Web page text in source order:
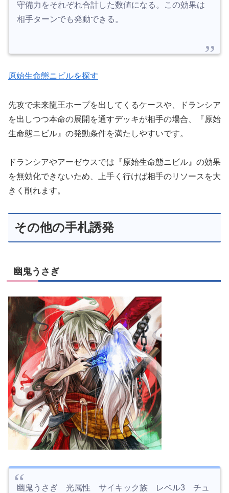
守備力をそれぞれ合計した数値になる。この効果は
相手ターンでも発動できる。
原始生命態ニビルを探す
先攻で未来龍王ホープを出してくるケースや、ドランシア
を出しつつ本命の展開を通すデッキが相手の場合、『原始
生命態ニビル』の発動条件を満たしやすいです。
ドランシアやアーゼウスでは『原始生命態ニビル』の効果
を無効化できないため、上手く行けば相手のリソースを大
きく削れます。
その他の手札誘発
幽鬼うさぎ
幽鬼うさぎ 光属性 サイキック族 レベル3 チュ